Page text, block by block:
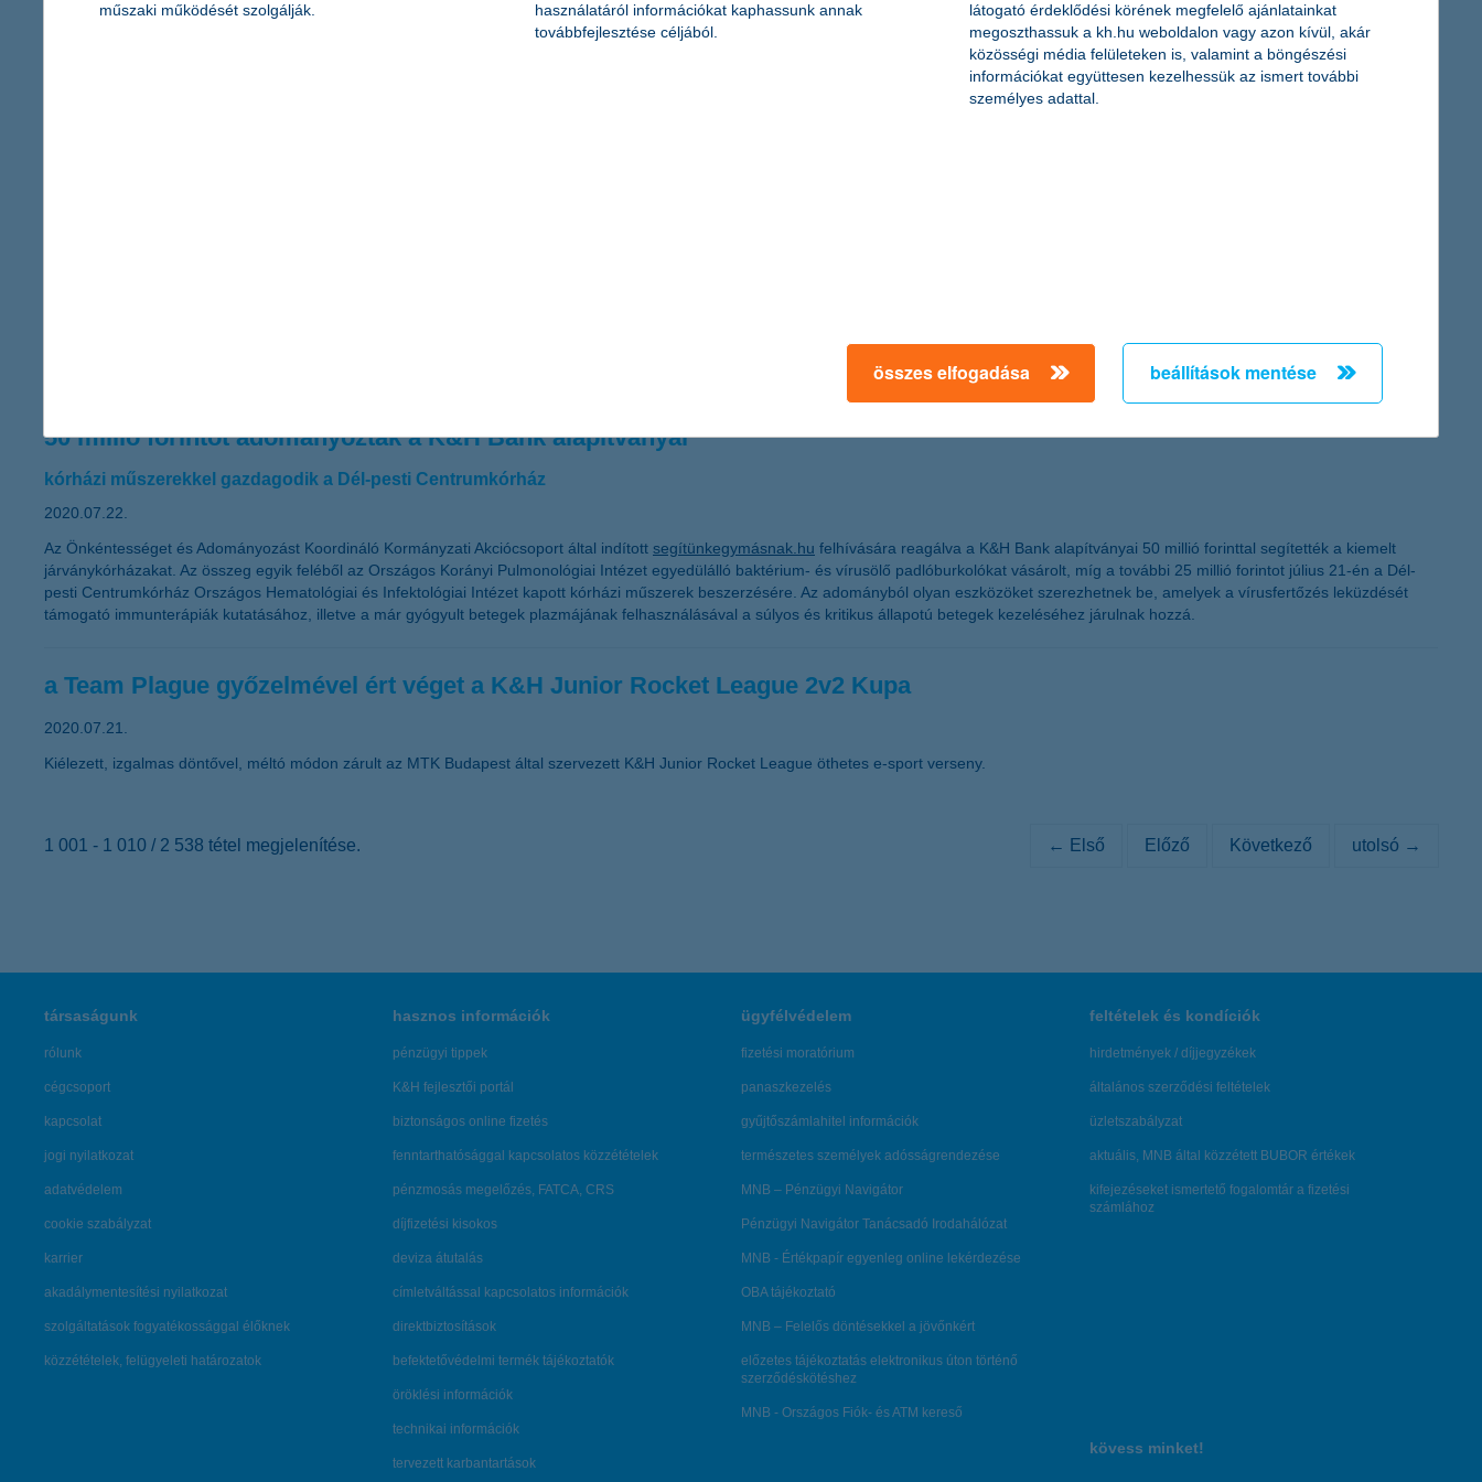
azonos időszakához képest – derül ki a K&H kkv bizalmi index legfrissebb kutatásából. A cégek várakozásai továbbra is pozitívak: a következő egy évre átlagosan 6,5 százalékos árbevétel-bővüléssel
50 millió forintot adományoztak a K&H Bank alapítványai
kórházi műszerekkel gazdagodik a Dél-pesti Centrumkórház
2020.07.22.
Az Önkéntességet és Adományozást Koordináló Kormányzati Akciócsoport által indított segítünkegymásnak.hu felhívására reagálva a K&H Bank alapítványai 50 millió forinttal segítették a kiemelt
járványkórházakat. Az összeg egyik feléből az Országos Korányi Pulmonológiai Intézet egyedülálló baktérium- és vírusölő padlóburkolókat vásárolt, míg a további 25 millió forintot július 21-én a Dél-
pesti Centrumkórház Országos Hematológiai és Infektológiai Intézet kapott kórházi műszerek beszerzésére. Az adományból olyan eszközöket szerezhetnek be, amelyek a vírusfertőzés leküzdését
támogató immunterápiák kutatásához, illetve a már gyógyult betegek plazmájának felhasználásával a súlyos és kritikus állapotú betegek kezeléséhez járulnak hozzá.
a Team Plague győzelmével ért véget a K&H Junior Rocket League 2v2 Kupa
2020.07.21.
Kiélezett, izgalmas döntővel, méltó módon zárult az MTK Budapest által szervezett K&H Junior Rocket League öthetes e-sport verseny.
1 001 - 1 010 / 2 538 tétel megjelenítése. ← Első Előző Következő utolsó →
társaságunk
rólunk
cégcsoport
kapcsolat
jogi nyilatkozat
adatvédelem
cookie szabályzat
karrier
akadálymentesítési nyilatkozat
szolgáltatások fogyatékossággal élőknek
közzétételek, felügyeleti határozatok
hasznos információk
pénzügyi tippek
K&H fejlesztői portál
biztonságos online fizetés
fenntarthatósággal kapcsolatos közzétételek
pénzmosás megelőzés, FATCA, CRS
díjfizetési kisokos
deviza átutalás
címletváltással kapcsolatos információk
direktbiztosítások
befektetővédelmi termék tájékoztatók
öröklési információk
technikai információk
tervezett karbantartások
ügyfélvédelem
fizetési moratórium
panaszkezelés
gyűjtőszámlahitel információk
természetes személyek adósságrendezése
MNB – Pénzügyi Navigátor
Pénzügyi Navigátor Tanácsadó Irodahálózat
MNB - Értékpapír egyenleg online lekérdezése
OBA tájékoztató
MNB – Felelős döntésekkel a jövőnkért
előzetes tájékoztatás elektronikus úton történő
szerződéskötéshez
MNB - Országos Fiók- és ATM kereső
feltételek és kondíciók
hirdetmények / díjjegyzékek
általános szerződési feltételek
üzletszabályzat
aktuális, MNB által közzétett BUBOR értékek
kifejezéseket ismertető fogalomtár a fizetési
számlához
kövess minket!
műszaki működését szolgálják.
használatáról információkat kaphassunk annak
továbbfejlesztése céljából.
látogató érdeklődési körének megfelelő ajánlatainkat
megoszthassuk a kh.hu weboldalon vagy azon kívül, akár
közösségi média felületeken is, valamint a böngészési
információkat együttesen kezelhessük az ismert további
személyes adattal.
összes elfogadása beállítások mentése